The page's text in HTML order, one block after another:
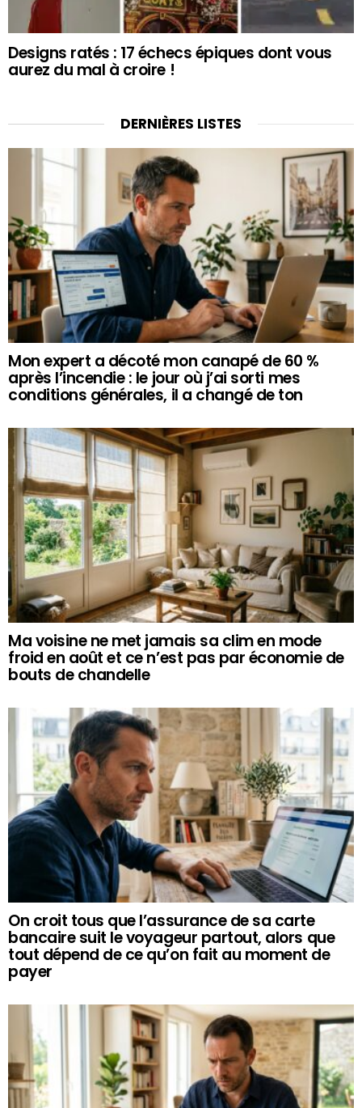
Designs ratés : 17 échecs épiques dont vous
aurez du mal à croire !
DERNIÈRES LISTES
Mon expert a décoté mon canapé de 60 %
après l’incendie : le jour où j’ai sorti mes
conditions générales, il a changé de ton
Ma voisine ne met jamais sa clim en mode
froid en août et ce n’est pas par économie de
bouts de chandelle
On croit tous que l’assurance de sa carte
bancaire suit le voyageur partout, alors que
tout dépend de ce qu’on fait au moment de
payer